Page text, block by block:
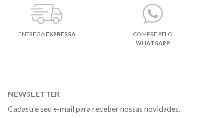
ENTREGA EXPRESSA
COMPRE PELO
WHATSAPP
NEWSLETTER
Cadastre seu e-mail para receber nossas novidades.